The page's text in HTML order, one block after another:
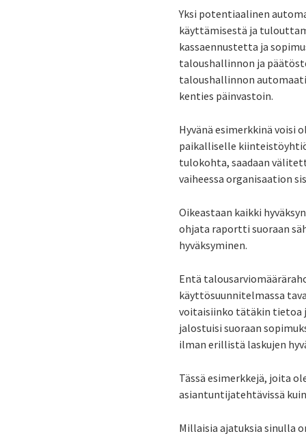
Yksi potentiaalinen
käyttämisestä ja
kassaennustetta ja
taloushallinnon ja
taloushallinnon
kenties päinvastoin.
Hyvänä esimerkkinä voisi
paikalliselle
tulokohta, saadaan
vaiheessa organisaation
Oikeastaan kaikki
ohjata raportti suoraan
hyväksyminen.
Entä
käyttösuunnitelmassa
voitaisiinko tätäkin tietoa
jalostuisi suoraan
ilman erillistä laskujen
Tässä esimerkkejä, joita
asiantuntijatehtävissä
Millaisia ajatuksia sinulla